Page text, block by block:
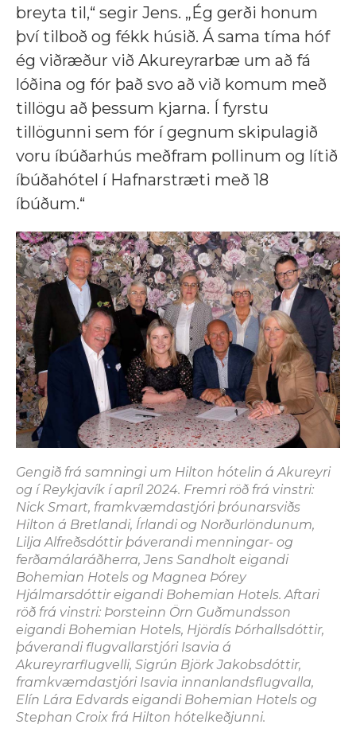
breyta til,“ segir Jens. „Ég gerði honum
því tilboð og fékk húsið. Á sama tíma hóf
ég viðræður við Akureyrarbæ um að fá
lóðina og fór það svo að við komum með
tillögu að þessum kjarna. Í fyrstu
tillögunni sem fór í gegnum skipulagið
voru íbúðarhús meðfram pollinum og lítið
íbúðahótel í Hafnarstræti með 18
íbúðum.“
Gengið frá samningi um Hilton hótelin á Akureyri
og í Reykjavík í apríl 2024. Fremri röð frá vinstri:
Nick Smart, framkvæmdastjóri þróunarsviðs
Hilton á Bretlandi, Írlandi og Norðurlöndunum,
Lilja Alfreðsdóttir þáverandi menningar- og
ferðamálaráðherra, Jens Sandholt eigandi
Bohemian Hotels og Magnea Þórey
Hjálmarsdóttir eigandi Bohemian Hotels. Aftari
röð frá vinstri: Þorsteinn Örn Guðmundsson
eigandi Bohemian Hotels, Hjördís Þórhallsdóttir,
þáverandi flugvallarstjóri Isavia á
Akureyrarflugvelli, Sigrún Björk Jakobsdóttir,
framkvæmdastjóri Isavia innanlandsflugvalla,
Elín Lára Edvards eigandi Bohemian Hotels og
Stephan Croix frá Hilton hótelkeðjunni.